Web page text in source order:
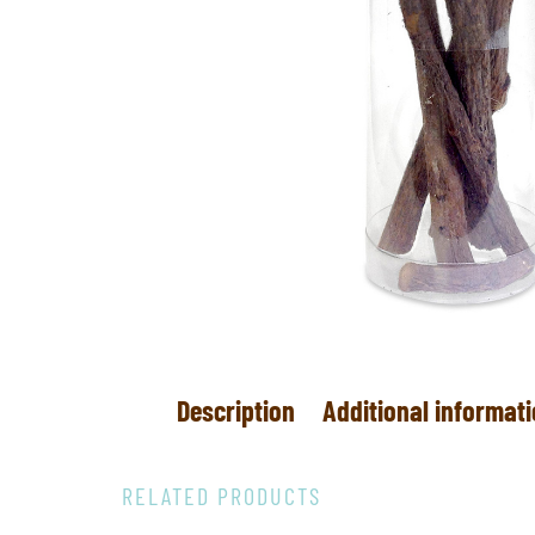
Description Additional
RELATED PRODUCTS